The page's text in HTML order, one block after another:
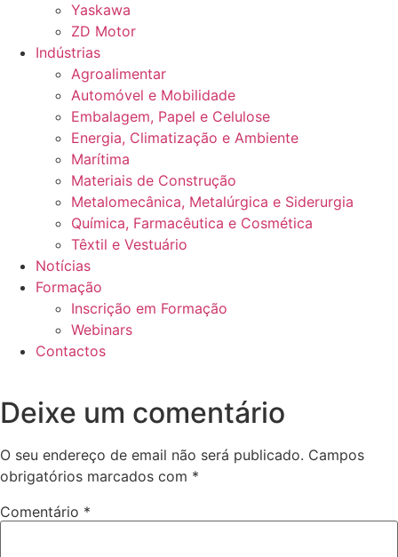
Yaskawa
ZD Motor
Indústrias
Agroalimentar
Automóvel e Mobilidade
Embalagem, Papel e Celulose
Energia, Climatização e Ambiente
Marítima
Materiais de Construção
Metalomecânica, Metalúrgica e Siderurgia
Química, Farmacêutica e Cosmética
Têxtil e Vestuário
Notícias
Formação
Inscrição em Formação
Webinars
Contactos
Deixe um comentário
O seu endereço de email não será publicado. Campos
obrigatórios marcados com *
Comentário *